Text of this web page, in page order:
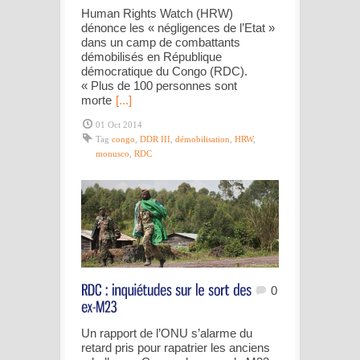
Human Rights Watch (HRW)
dénonce les « négligences de l’Etat »
dans un camp de combattants
démobilisés en République
démocratique du Congo (RDC).
« Plus de 100 personnes sont
morte [...]
01 Oct 2014
Tag congo DDR III démobilisation HRW,
monusco RDC
0
Un rapport de l’ONU s’alarme du
retard pris pour rapatrier les anciens